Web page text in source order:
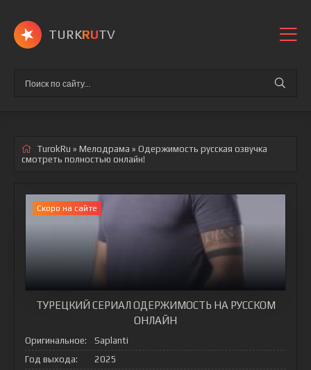
TURKRUTV
TurokRu » Мелодрама » Одержимость русская озвучка
смотреть полностью онлайн!
Cкоро на сайте
ТУРЕЦКИЙ СЕРИАЛ ОДЕРЖИМОСТЬ НА РУССКОМ
ОНЛАЙН
Оригинальное:
Saplanti
Год выхода:
2025